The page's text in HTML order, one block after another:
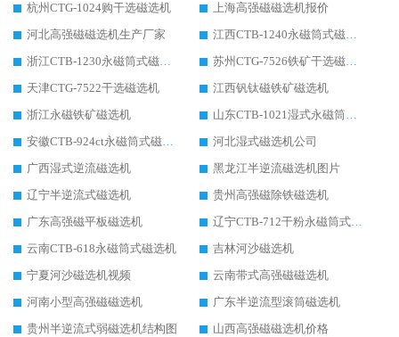
杭州CTG-1024购干选磁选机
上海高强磁磁选机报价
河北高强磁磁选机生产厂家
江西CTB-1240永磁筒式磁选机厂家
浙江CTB-1230永磁筒式磁选机生产厂家
苏州CTG-7526铁矿干选磁选机
天津CTG-7522干选磁选机
江西钒钛磁铁矿磁选机
浙江永磁铁矿磁选机
山东CTB-1021湿式永磁筒式磁选机
安徽CTB-924ct永磁筒式磁选机
河北湿式磁选机公司
广西湿式逆流磁选机
黑龙江半逆流磁选机图片
辽宁半逆流式磁选机
贵州高强磁除铁磁选机
广东高强磁平板磁选机
辽宁CTB-712干粉永磁筒式磁选机
云南CTB-618永磁筒式磁选机
吉林河沙磁选机
宁夏河沙磁选机视频
云南带式高强磁磁选机
河南小型高强磁磁选机
广东半逆流型滚筒磁选机
贵州半逆流式弱磁选机结构图
山西高强磁磁选机价格